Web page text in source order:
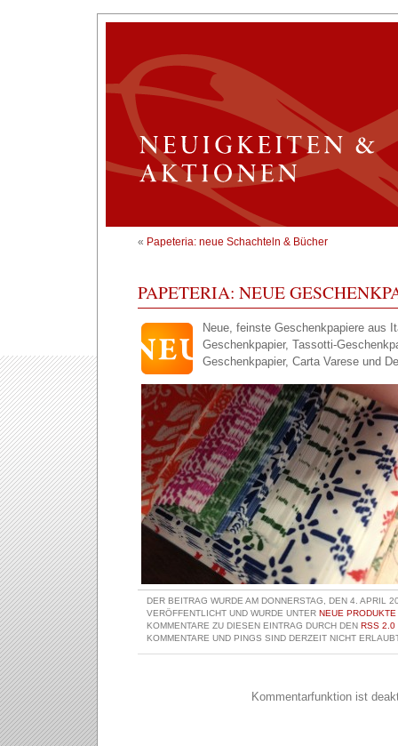
« Papeteria: neue Schachteln & Bücher
PAPETERIA: NEUE
Neue, feinste Geschenkpapiere aus
Geschenkpapier, Tassotti-
Geschenkpapier, Carta Varese und
DER BEITRAG WURDE AM DONNERSTAG, DEN 4. APRIL
VERÖFFENTLICHT UND WURDE UNTER NEUE PRODUKTE
KOMMENTARE ZU DIESEN EINTRAG DURCH DEN RSS 2.0
KOMMENTARE UND PINGS SIND DERZEIT NICHT
Kommentarfunktion ist